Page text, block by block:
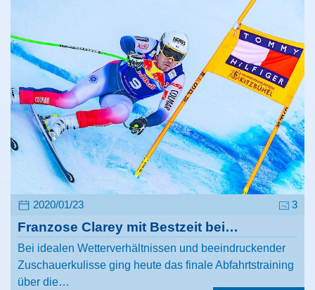
2020/01/23 3
Franzose Clarey mit Bestzeit bei…
Bei idealen Wetterverhältnissen und beeindruckender
Zuschauerkulisse ging heute das finale Abfahrtstraining
über die…